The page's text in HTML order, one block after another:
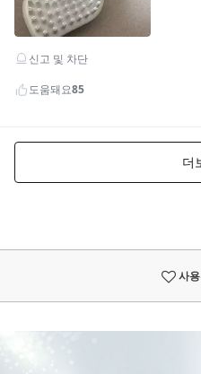
사용